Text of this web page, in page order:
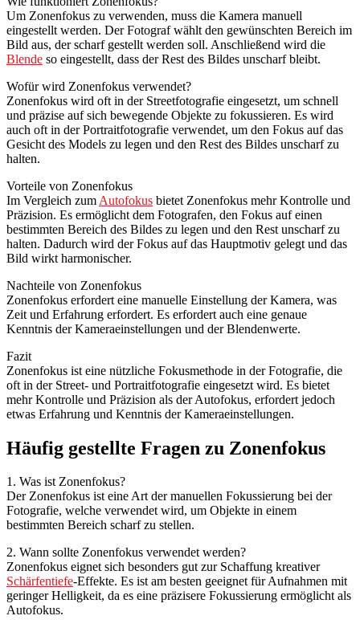
Um Zonenfokus zu verwenden, muss die Kamera manuell
eingestellt werden. Der Fotograf wählt den gewünschten Bereich im
Bild aus, der scharf gestellt werden soll. Anschließend wird die
Blende so eingestellt, dass der Rest des Bildes unscharf bleibt.
Wofür wird Zonenfokus verwendet?
Zonenfokus wird oft in der Streetfotografie eingesetzt, um schnell
und präzise auf sich bewegende Objekte zu fokussieren. Es wird
auch oft in der Portraitfotografie verwendet, um den Fokus auf das
Gesicht des Models zu legen und den Rest des Bildes unscharf zu
halten.
Vorteile von Zonenfokus
Im Vergleich zum Autofokus bietet Zonenfokus mehr Kontrolle und
Präzision. Es ermöglicht dem Fotografen, den Fokus auf einen
bestimmten Bereich des Bildes zu legen und den Rest unscharf zu
halten. Dadurch wird der Fokus auf das Hauptmotiv gelegt und das
Bild wirkt harmonischer.
Nachteile von Zonenfokus
Zonenfokus erfordert eine manuelle Einstellung der Kamera, was
Zeit und Erfahrung erfordert. Es erfordert auch eine genaue
Kenntnis der Kameraeinstellungen und der Blendenwerte.
Fazit
Zonenfokus ist eine nützliche Fokusmethode in der Fotografie, die
oft in der Street- und Portraitfotografie eingesetzt wird. Es bietet
mehr Kontrolle und Präzision als der Autofokus, erfordert jedoch
etwas Erfahrung und Kenntnis der Kameraeinstellungen.
Häufig gestellte Fragen zu Zonenfokus
1. Was ist Zonenfokus?
Der Zonenfokus ist eine Art der manuellen Fokussierung bei der
Fotografie, welche verwendet wird, um Objekte in einem
bestimmten Bereich scharf zu stellen.
2. Wann sollte Zonenfokus verwendet werden?
Zonenfokus eignet sich besonders gut zur Schaffung kreativer
Schärfentiefe-Effekte. Es ist am besten geeignet für Aufnahmen mit
geringer Helligkeit, da es eine präzisere Fokussierung ermöglicht als
Autofokus.